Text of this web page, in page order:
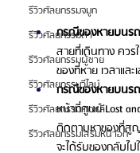
รีวิวศัลยกรรมจมูก
รีวิวศัลยกรรมตา
รีวิวศัลยกรรมผู้ชาย
รีวิวศัลยกรรมวีไลน์
รีวิวศัลยกรรมเกาหลี
รีวิวศัลยกรรมเสริมหน้าอก
กรณีของหายบนร
สายที่เดินทาง คว
ของที่หาย เวลาแล
กรณีของหายบนร
หน้าที่ศูนย์ Lost
ติดตามหาของที่สู
จะได้รับของกลับไ